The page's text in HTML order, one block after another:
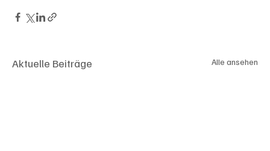
Aktuelle Beiträge Alle ansehen